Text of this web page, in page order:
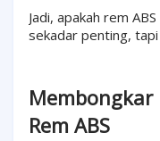
Jadi, apakah rem
sekadar penting, tapi
Rem ABS